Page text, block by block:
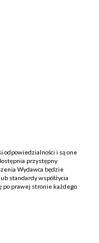
odpowiedzialności i są one
przystępny
Wydawca będzie
standardy współżycia
po prawej stronie każdego